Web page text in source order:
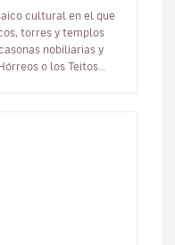
cultural en el que
torres y templos
nobiliarias y
o los Teitos